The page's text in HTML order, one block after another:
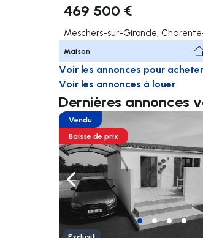
469 500 €
Maison
Voir les annonces pour acheter
Voir les annonces à louer
Dernières annonces
Naviguer vers la gauche
Vendu
Baisse de prix